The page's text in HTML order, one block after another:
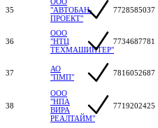
35
"АВТОБАН-
ПРОЕКТ"
7728585037
36
ООО
"НТЦ
ТЕХМАШИНТЕР"
7734687781
37
АО
"ПМП"
7816052687
38
ООО
"НПА
ВИРА
РЕАЛТАЙМ"
7719202425